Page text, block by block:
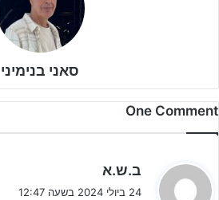
סאני בנימיני
One Comment
ב.ש.א
ג
24 ביולי 2024 בשעה 12:47